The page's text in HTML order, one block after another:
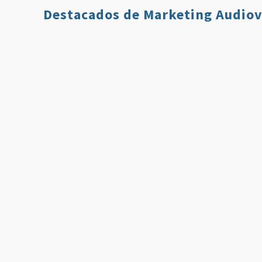
Destacados de Marketing